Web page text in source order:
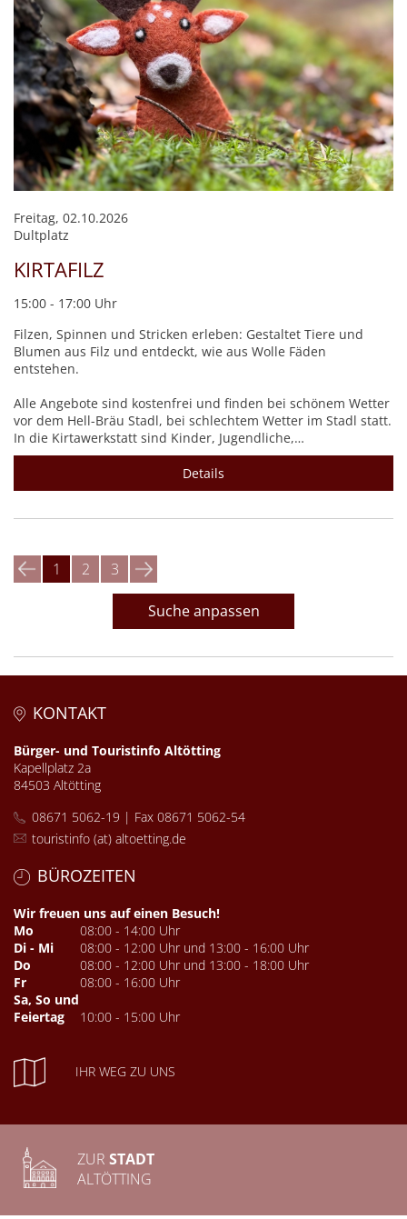
Freitag, 02.10.2026
Dultplatz
KIRTAFILZ
15:00 - 17:00 Uhr
Filzen, Spinnen und Stricken erleben: Gestaltet Tiere und
Blumen aus Filz und entdeckt, wie aus Wolle Fäden
entstehen.
Alle Angebote sind kostenfrei und finden bei schönem Wetter
vor dem Hell-Bräu Stadl, bei schlechtem Wetter im Stadl statt.
In die Kirtawerkstatt sind Kinder, Jugendliche,…
Details
1 2 3
Suche anpassen
KONTAKT
Bürger- und Touristinfo Altötting
Kapellplatz 2a
84503 Altötting
08671 5062-19 | Fax 08671 5062-54
touristinfo (at) altoetting.de
BÜROZEITEN
Wir freuen uns auf einen Besuch!
Mo
08:00 - 14:00 Uhr
Di - Mi
08:00 - 12:00 Uhr und 13:00 - 16:00 Uhr
Do
08:00 - 12:00 Uhr und 13:00 - 18:00 Uhr
Fr
08:00 - 16:00 Uhr
Sa, So und
Feiertag
10:00 - 15:00 Uhr
IHR WEG ZU UNS
ZUR STADT
ALTÖTTING